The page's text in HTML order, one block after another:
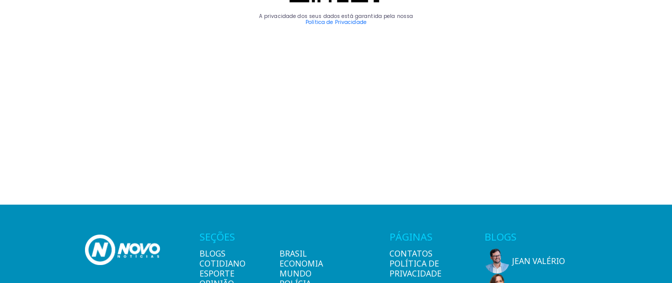
A privacidade dos seus dados está garantida pela nossa
Política de Privacidade
SEÇÕES
BLOGS
BRASIL
COTIDIANO
ECONOMIA
ESPORTE
MUNDO
PÁGINAS
CONTATOS
POLÍTICA DE
PRIVACIDADE
BLOGS
JEAN VALÉRIO